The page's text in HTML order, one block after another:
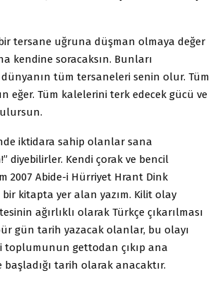
tersane uğruna düşman olmaya değer
kendine soracaksın. Bunları
tüm tersaneleri senin olur. Tüm
eğer. Tüm kalelerini terk edecek gücü ve
iktidara sahip olanlar sana
diyebilirler. Kendi çorak ve bencil
2007 Abide-i Hürriyet Hrant Dink
kitapta yer alan yazım. Kilit olay
ağırlıklı olarak Türkçe çıkarılması
gün tarih yazacak olanlar, bu olayı
toplumunun gettodan çıkıp ana
başladığı tarih olarak anacaktır.